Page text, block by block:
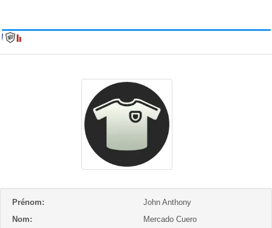
Prénom:
John Anthony
Nom:
Mercado Cuero